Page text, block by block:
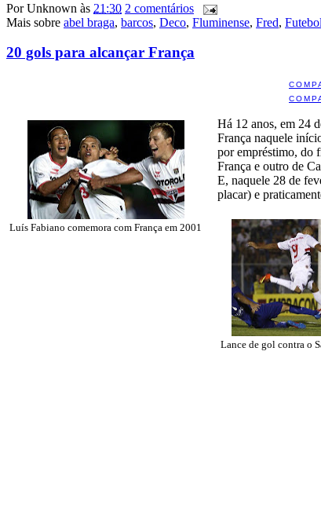
PorUnknown às 21:30 2 comentários
Mais sobre abel braga, barcos, Deco, Fluminense, Fred, Futebol
20 gols para alcançar França
Luís Fabiano comemora com França em 2001
Há 12 anos, em 24
França naquele
por empréstimo, do
França e outro de
E, naquele 28 de
placar) e
Lance de gol contra o